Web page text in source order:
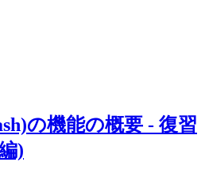
の機能の概要 - 復習
)